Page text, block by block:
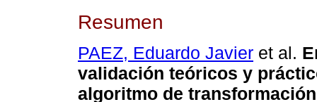
Resumen
PAEZ, Eduardo Javier et al.
validación teóricos y
algoritmo de